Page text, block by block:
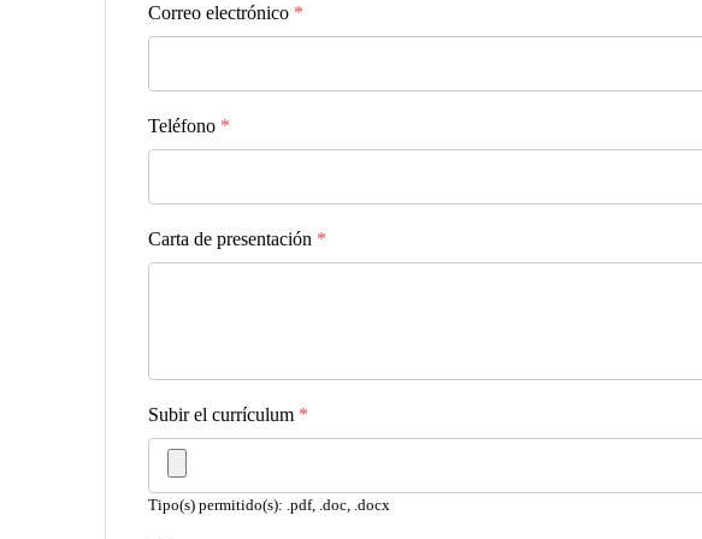
Correo electrónico *
Teléfono *
Carta de presentación *
Subir el currículum *
Tipo(s) permitido(s): .pdf, .doc, .docx